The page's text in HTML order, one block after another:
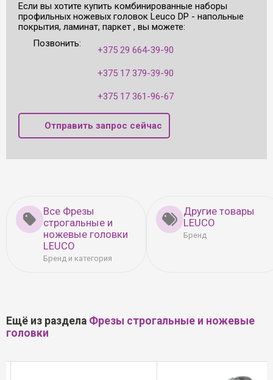
Если вы хотите купить комбинированные наборы
профильных ножевых головок Leuco DP - напольные
покрытия, ламинат, паркет , вы можете:
Позвонить:
+375 29 664-39-90
+375 17 379-39-90
+375 17 361-96-67
Отправить запрос сейчас
Все Фрезы
строгальные и
ножевые головки
LEUCO
Бренд и категория
Другие товары
LEUCO
Бренд
Ещё из раздела Фрезы строгальные и ножевые
головки